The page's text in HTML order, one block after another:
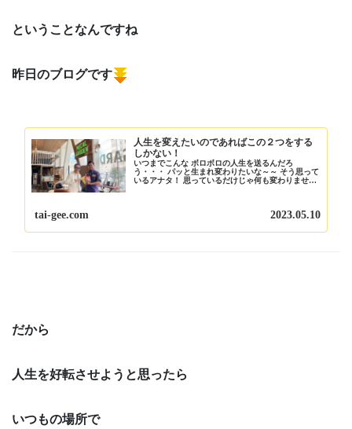
ということなんですね
昨日のブログです
人生を変えたいのであればこの２つをする
しかない！
いつまでこんな ボロボロの人生を送るんだろ
う・・・ パッと生まれ変わりたいな～～ そう思って
いるアナタ！ 思っているだけじゃ何も変わりません
tai-gee.com 2023.05.10
だから
人生を好転させようと思ったら
いつもの場所で